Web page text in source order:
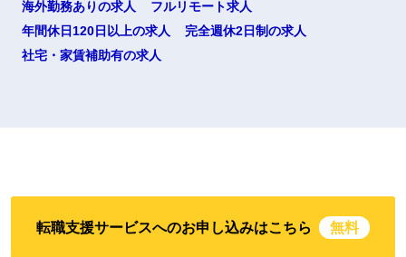
海外勤務ありの求人
フルリモート求人
年間休日120日以上の求人
完全週休2日制の求人
社宅・家賃補助有の求人
転職支援サービスへのお申し込みはこちら 無料